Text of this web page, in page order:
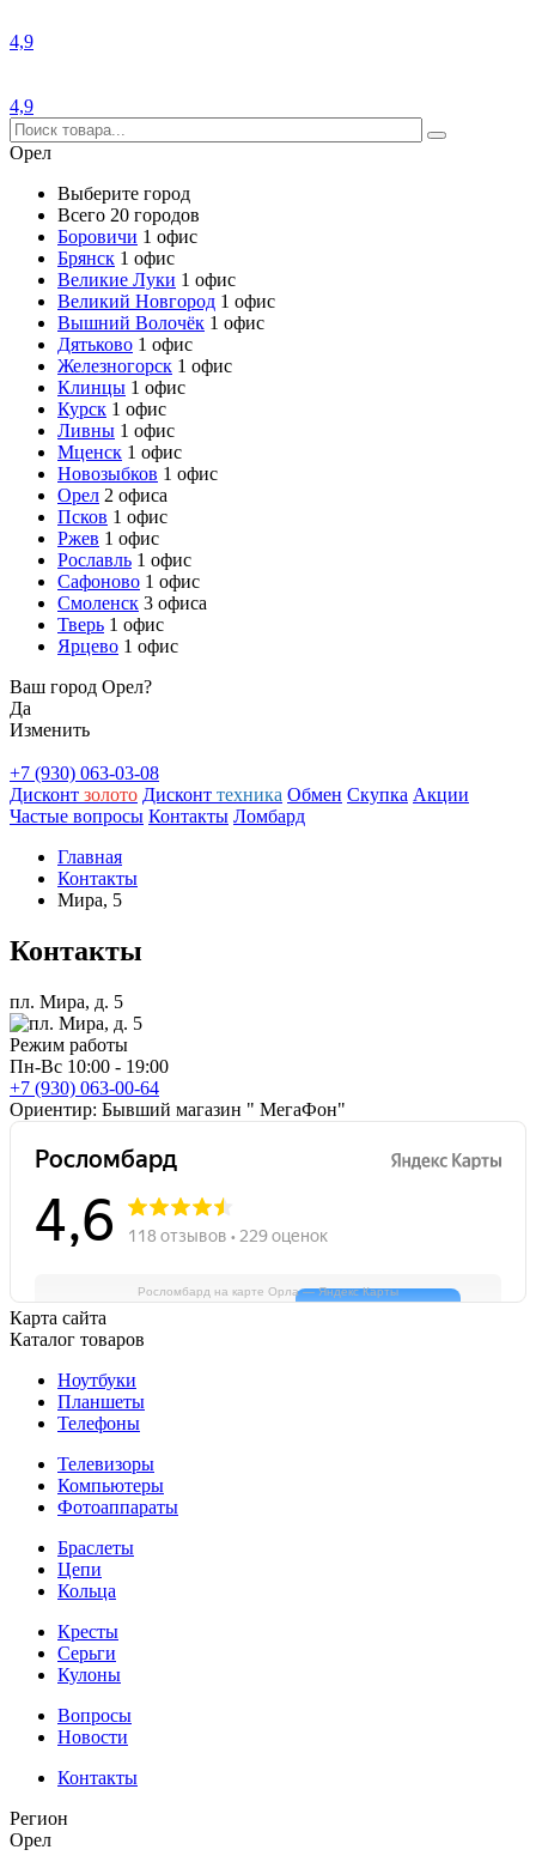
4,9
4,9
Орел
Выберите город
Всего 20 городов
Боровичи 1 офис
Брянск 1 офис
Великие Луки 1 офис
Великий Новгород 1 офис
Вышний Волочёк 1 офис
Дятьково 1 офис
Железногорск 1 офис
Клинцы 1 офис
Курск 1 офис
Ливны 1 офис
Мценск 1 офис
Новозыбков 1 офис
Орел 2 офиса
Псков 1 офис
Ржев 1 офис
Рославль 1 офис
Сафоново 1 офис
Смоленск 3 офиса
Тверь 1 офис
Ярцево 1 офис
Ваш город Орел?
Да
Изменить
+7 (930) 063-03-08
Дисконт золото Дисконт техника Обмен Скупка Акции
Частые вопросы Контакты Ломбард
Главная
Контакты
Мира, 5
Контакты
пл. Мира, д. 5
Режим работы
Пн-Вс 10:00 - 19:00
+7 (930) 063-00-64
Ориентир: Бывший магазин " МегаФон"
Росломбард на карте Орла — Яндекс Карты
Карта сайта
Каталог товаров
Ноутбуки
Планшеты
Телефоны
Телевизоры
Компьютеры
Фотоаппараты
Браслеты
Цепи
Кольца
Кресты
Серьги
Кулоны
Вопросы
Новости
Контакты
Регион
Орел